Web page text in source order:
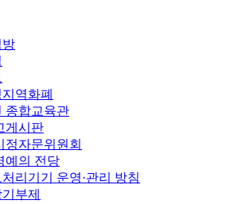
방
역화폐
종합교육관
게시판
정자문위원회
예의 전당
리기기 운영·관리 방침
부제